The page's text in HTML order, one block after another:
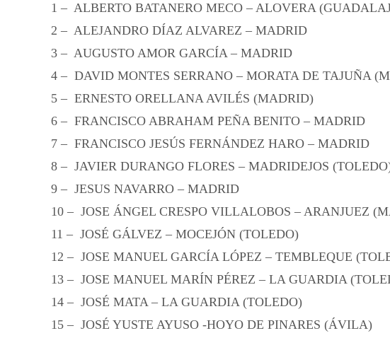
1 – ALBERTO BATANERO MECO – ALOVERA
2 – ALEJANDRO DÍAZ ALVAREZ – MADRID
3 – AUGUSTO AMOR GARCÍA – MADRID
4 – DAVID MONTES SERRANO – MORATA DE TAJUÑA
5 – ERNESTO ORELLANA AVILÉS (MADRID)
6 – FRANCISCO ABRAHAM PEÑA BENITO – MADRID
7 – FRANCISCO JESÚS FERNÁNDEZ HARO – MADRID
8 – JAVIER DURANGO FLORES – MADRIDEJOS
9 – JESUS NAVARRO – MADRID
10 – JOSE ÁNGEL CRESPO VILLALOBOS – ARANJUEZ
11 – JOSÉ GÁLVEZ – MOCEJÓN (TOLEDO)
12 – JOSE MANUEL GARCÍA LÓPEZ – TEMBLEQUE
13 – JOSE MANUEL MARÍN PÉREZ – LA GUARDIA
14 – JOSÉ MATA – LA GUARDIA (TOLEDO)
15 – JOSÉ YUSTE AYUSO -HOYO DE PINARES (ÁVILA)